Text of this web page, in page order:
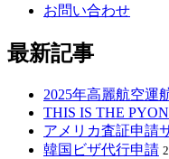
お問い合わせ
最新記事
2025年高麗航空運
THIS IS THE
アメリカ査証申請
韓国ビザ代行申請